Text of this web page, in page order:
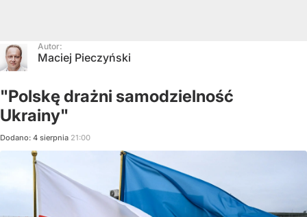
Autor:
Maciej Pieczyński
"Polskę drażni samodzielność
Ukrainy"
Dodano: 4 sierpnia 21:00